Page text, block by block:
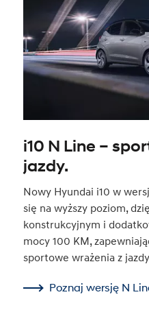
i10 N Line –
jazdy.
Nowy Hyundai i10 w
się na wyższy poziom,
konstrukcyjnym i
mocy 100 KM,
sportowe wrażenia z
Poznaj wersję N